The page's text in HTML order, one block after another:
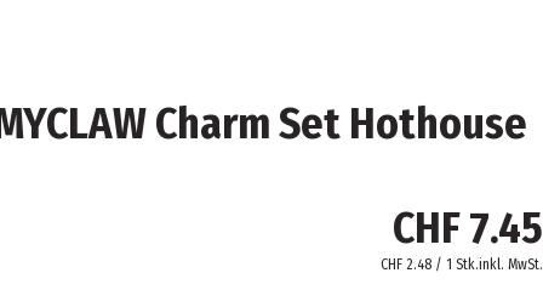
Charm Set Hothouse
CHF 7.45
CHF 2.48 / 1 Stk.inkl. MwSt.